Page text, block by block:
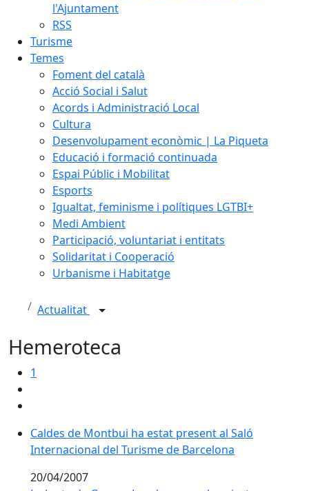
l'Ajuntament
RSS
Turisme
Temes
Foment del català
Acció Social i Salut
Acords i Administració Local
Cultura
Desenvolupament econòmic | La Piqueta
Educació i formació continuada
Espai Públic i Mobilitat
Esports
Igualtat, feminisme i polítiques LGTBI+
Medi Ambient
Participació, voluntariat i entitats
Solidaritat i Cooperació
Urbanisme i Habitatge
Actualitat
Hemeroteca
1
Caldes de Montbui ha estat present al Saló
Internacional del Turisme de Barcelona
20/04/2007